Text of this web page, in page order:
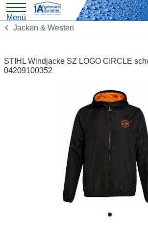
Menü
Jacken & Westen
STIHL Windjacke SZ LOGO CIRCLE
04209100352